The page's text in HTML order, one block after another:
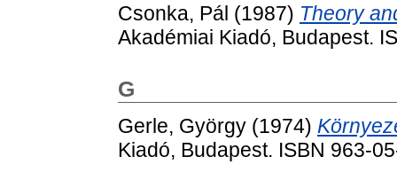
Csonka, Pál (1987) Theory
Akadémiai Kiadó, Budapest.
G
Gerle, György (1974)
Kiadó, Budapest. ISBN 963-